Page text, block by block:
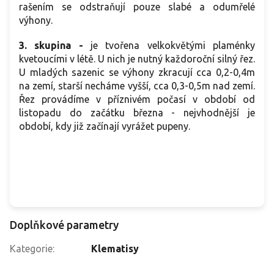
rašením se odstraňují pouze slabé a odumřelé
výhony.
3. skupina - je tvořena velkokvětými plaménky
kvetoucími v létě. U nich je nutný každoroční silný řez.
U mladých sazenic se výhony zkracují cca 0,2-0,4m
na zemí, starší necháme vyšší, cca 0,3-0,5m nad zemí.
Řez provádíme v příznivém počasí v období od
listopadu do začátku března - nejvhodnější je
období, kdy již začínají vyrážet pupeny.
Doplňkové parametry
Kategorie:
Klematisy